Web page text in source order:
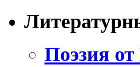
Поэзия